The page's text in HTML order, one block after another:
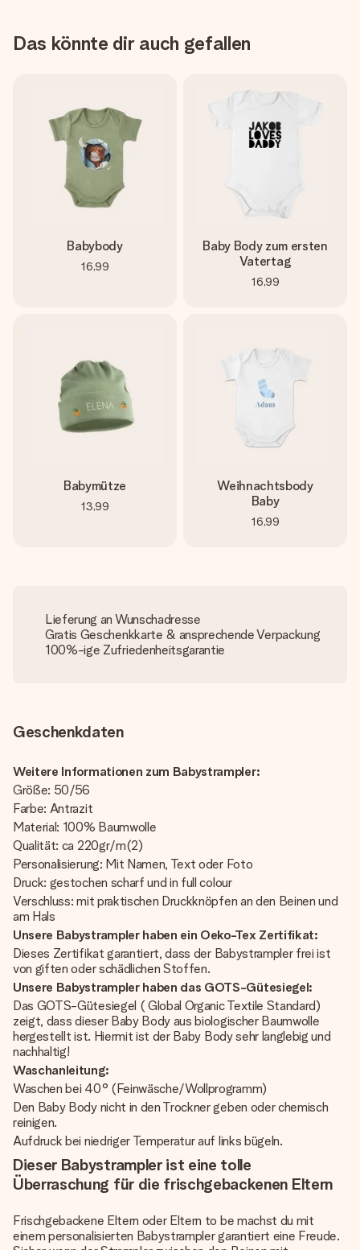
Das könnte dir auch gefallen
Babybody
16,99
Baby Body zum ersten
Vatertag
16,99
Babymütze
13,99
Weihnachtsbody
Baby
16,99
Lieferung an Wunschadresse
Gratis Geschenkkarte & ansprechende Verpackung
100%-ige Zufriedenheitsgarantie
Geschenkdaten
Weitere Informationen zum Babystrampler:
Größe: 50/56
Farbe: Antrazit
Material: 100% Baumwolle
Qualität: ca 220gr/m(2)
Personalisierung: Mit Namen, Text oder Foto
Druck: gestochen scharf und in full colour
Verschluss: mit praktischen Druckknöpfen an den Beinen und
am Hals
Unsere Babystrampler haben ein Oeko-Tex Zertifikat:
Dieses Zertifikat garantiert, dass der Babystrampler frei ist
von giften oder schädlichen Stoffen.
Unsere Babystrampler haben das GOTS-Gütesiegel:
Das GOTS-Gütesiegel ( Global Organic Textile Standard)
zeigt, dass dieser Baby Body aus biologischer Baumwolle
hergestellt ist. Hiermit ist der Baby Body sehr langlebig und
nachhaltig!
Waschanleitung:
Waschen bei 40° (Feinwäsche/Wollprogramm)
Den Baby Body nicht in den Trockner geben oder chemisch
reinigen.
Aufdruck bei niedriger Temperatur auf links bügeln.
Dieser Babystrampler ist eine tolle
Überraschung für die frischgebackenen Eltern
Frischgebackene Eltern oder Eltern to be machst du mit
einem personalisierten Babystrampler garantiert eine Freude.